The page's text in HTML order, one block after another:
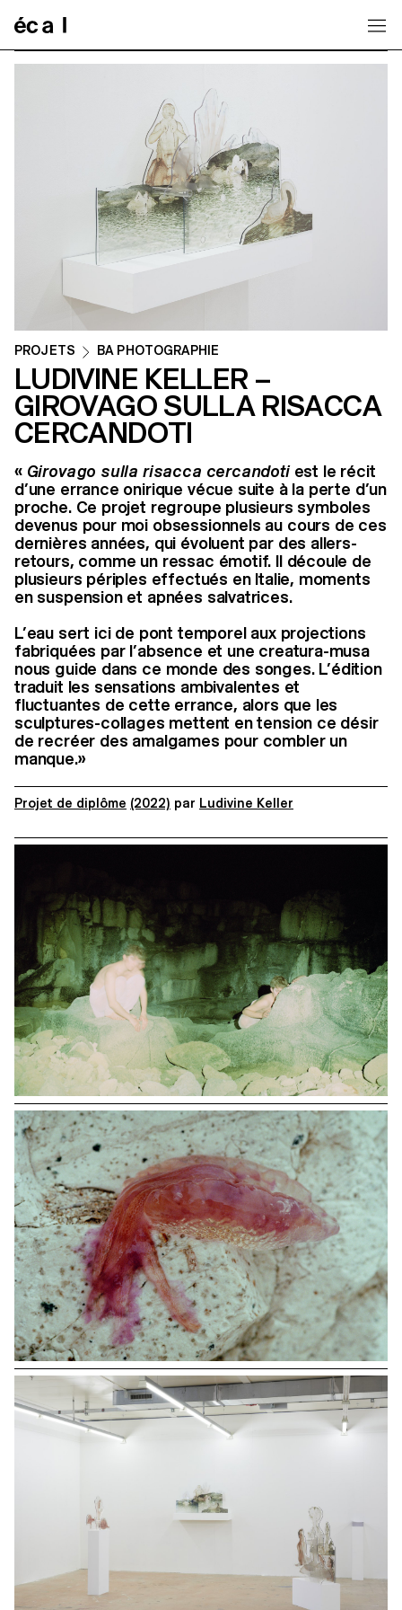
PROJETS BA PHOTOGRAPHIE
LUDIVINE KELLER –
GIROVAGO SULLA RISACCA
CERCANDOTI
« Girovago sulla risacca cercandoti est le récit
d’une errance onirique vécue suite à la perte d’un
proche. Ce projet regroupe plusieurs symboles
devenus pour moi obsessionnels au cours de ces
dernières années, qui évoluent par des allers-
retours, comme un ressac émotif. Il découle de
plusieurs périples effectués en Italie, moments
en suspension et apnées salvatrices.
L’eau sert ici de pont temporel aux projections
fabriquées par l’absence et une creatura-musa
nous guide dans ce monde des songes. L’édition
traduit les sensations ambivalentes et
fluctuantes de cette errance, alors que les
sculptures-collages mettent en tension ce désir
de recréer des amalgames pour combler un
manque.»
Projet de diplôme (2022) par Ludivine Keller